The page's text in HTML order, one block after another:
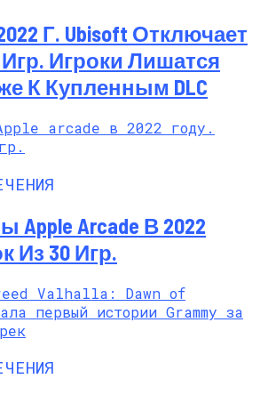
Г. Ubisoft Отключает
Игр. Игроки Лишатся
К Купленным DLC
Arcade В 2022
Из 30 Игр.